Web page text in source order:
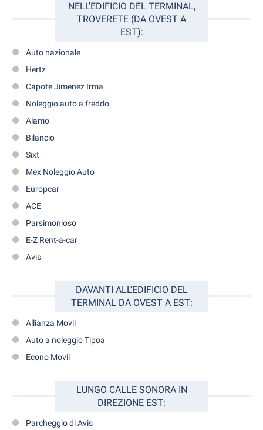
NELL'EDIFICIO DEL TERMINAL,
TROVERETE (DA OVEST A
EST):
Auto nazionale
Hertz
Capote Jimenez Irma
Noleggio auto a freddo
Alamo
Bilancio
Sixt
Mex Noleggio Auto
Europcar
ACE
Parsimonioso
E-Z Rent-a-car
Avis
DAVANTI ALL'EDIFICIO DEL
TERMINAL DA OVEST A EST:
Allianza Movil
Auto a noleggio Tipoa
Econo Movil
LUNGO CALLE SONORA IN
DIREZIONE EST:
Parcheggio di Avis